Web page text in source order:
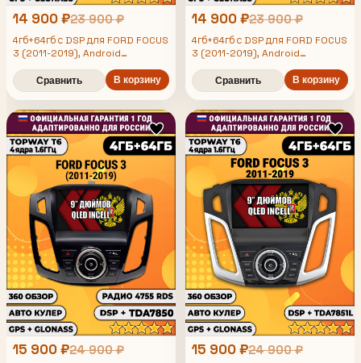
14 900 ₽23 900 ₽
4гб+64гб с DSP для FORD FOCUS
3 (2011-2019), Android
магнитола, без слота под симку,
усилитель звука TDA7851 и
поддержка 360 камер
Сравнить В корзину
14 900 ₽23 900 ₽
4гб+64гб с DSP для FORD FOCUS
3 (2011-2019), Android
магнитола, без слота под симку,
усилитель звука TDA7851 и
поддержка 360 камер
Сравнить В корзину
15 900 ₽24 900 ₽ 15 900 ₽24 900 ₽